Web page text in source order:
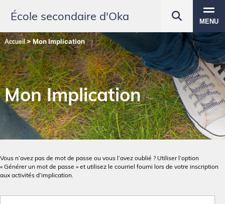
École secondaire d'Oka MENU
Accueil>Mon Implication
Mon Implication
Vous n’avez pas de mot de passe ou vous l’avez oublié ? Utiliser l’option
« Générer un mot de passe » et utilisez le courriel fourni lors de votre inscription
aux activités d’implication.